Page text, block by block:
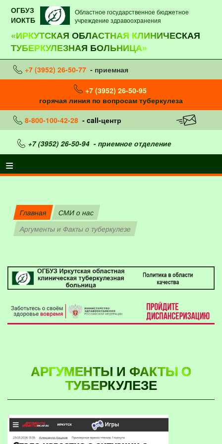
ОГБУЗ
ИОКТБ
Областное государственное бюджетное
учреждение здравоохранения
«ИРКУТСКАЯ ОБЛАСТНАЯ КЛИНИЧЕСКАЯ
ТУБЕРКУЛЕЗНАЯ БОЛЬНИЦА»
+7 (3952) 26-50-77 - приемная
+7 (3952) 26-50-95
горячая линия по вопросам туберкулеза
8-800-100-42-28 - call-центр
+7 (3952) 26-50-94- приемное отделение
Главная
СМИ о нас
Аргументы и Факты о туберкулезе
АРГУМЕНТЫ И ФАКТЫ О
ТУБЕРКУЛЕЗЕ